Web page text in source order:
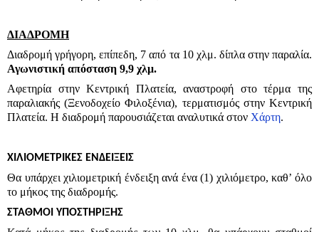
ΔΙΑΔΡΟΜΗ
Διαδρομή γρήγορη, επίπεδη, 7 από τα 10 χλμ. δίπλα στην παραλία.
Αγωνιστική απόσταση 9,9 χλμ.
Αφετηρία στην Κεντρική Πλατεία, αναστροφή στο τέρμα της
παραλιακής (Ξενοδοχείο Φιλοξένια), τερματισμός στην Κεντρική
Πλατεία. Η διαδρομή παρουσιάζεται αναλυτικά στον Χάρτη.
ΧΙΛΙΟΜΕΤΡΙΚΕΣ ΕΝΔΕΙΞΕΙΣ
Θα υπάρχει χιλιομετρική ένδειξη ανά ένα (1) χιλιόμετρο, καθ’ όλο
το μήκος της διαδρομής.
ΣΤΑΘΜΟΙ ΥΠΟΣΤΗΡΙΞΗΣ